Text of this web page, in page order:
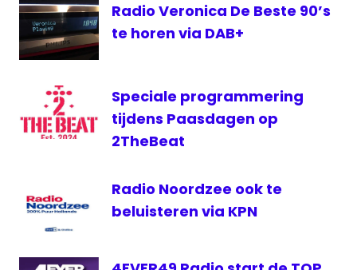
Radio Veronica De Beste 90’s
te horen via DAB+
Speciale programmering
tijdens Paasdagen op
2TheBeat
Radio Noordzee ook te
beluisteren via KPN